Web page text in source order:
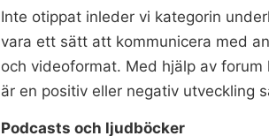
Inte otippat inleder vi kategorin
vara ett sätt att kommunicera med
och videoformat. Med hjälp av
är en positiv eller negativ utveckling
Podcasts och ljudböcker